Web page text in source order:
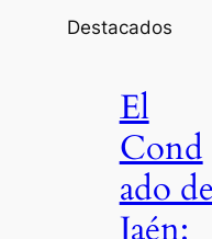
Destacados
El
Cond
ado
Jaén: